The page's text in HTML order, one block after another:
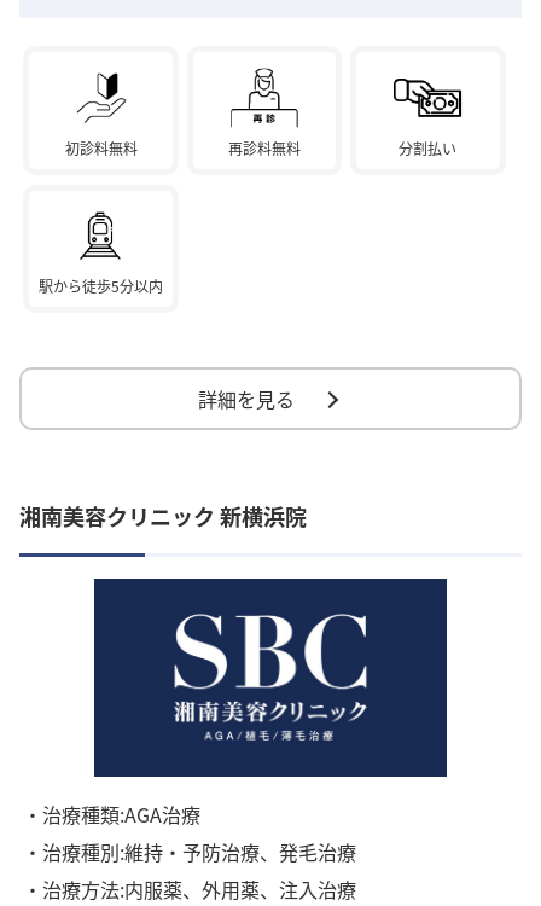
初診料無料 再診料無料 分割払い
駅から徒歩5分以内
詳細を見る
湘南美容クリニック 新横浜院
・治療種類:AGA治療
・治療種別:維持・予防治療、発毛治療
・治療方法:内服薬、外用薬、注入治療